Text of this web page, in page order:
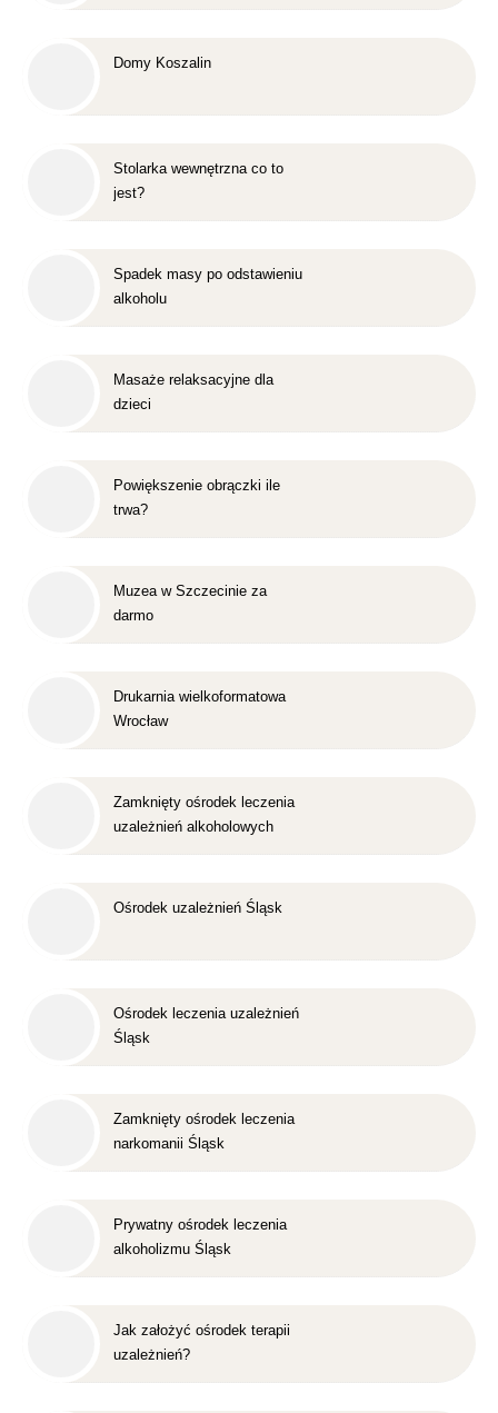
Domy Koszalin
Stolarka wewnętrzna co to
jest?
Spadek masy po odstawieniu
alkoholu
Masaże relaksacyjne dla
dzieci
Powiększenie obrączki ile
trwa?
Muzea w Szczecinie za
darmo
Drukarnia wielkoformatowa
Wrocław
Zamknięty ośrodek leczenia
uzależnień alkoholowych
Ośrodek uzależnień Śląsk
Ośrodek leczenia uzależnień
Śląsk
Zamknięty ośrodek leczenia
narkomanii Śląsk
Prywatny ośrodek leczenia
alkoholizmu Śląsk
Jak założyć ośrodek terapii
uzależnień?